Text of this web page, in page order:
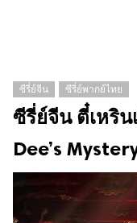
ซีรี่ย์จีน ซีรี่ย์พากย์ไทย
ซีรี่ย์จีน ตี๋เหริ
Dee’s